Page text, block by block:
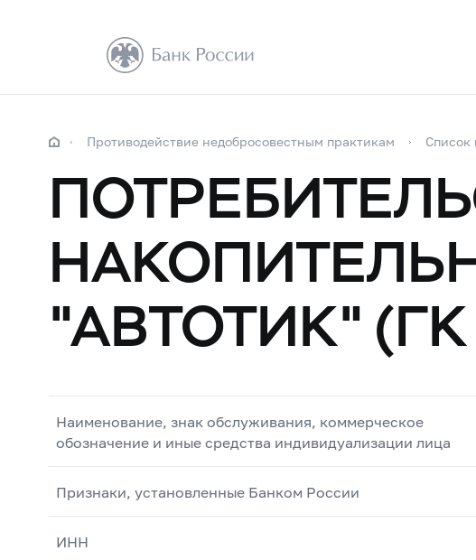
Противодействие недобросовестным практикам Список
"АВТОТИК"
Наименование, знак обслуживания, коммерческое
обозначение и иные средства индивидуализации лица
Признаки, установленные Банком России
ИНН